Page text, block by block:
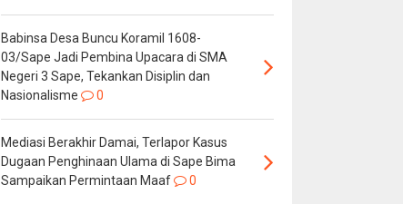
Babinsa Desa Buncu Koramil 1608-
03/Sape Jadi Pembina Upacara di SMA
Negeri 3 Sape, Tekankan Disiplin dan
Nasionalisme
0
Mediasi Berakhir Damai, Terlapor Kasus
Dugaan Penghinaan Ulama di Sape Bima
Sampaikan Permintaan Maaf
0